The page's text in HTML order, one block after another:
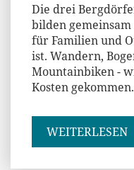
Die drei
bilden
für Familien und
ist. Wandern,
Mountainbiken -
Kosten gekommen.
WEITERLESEN